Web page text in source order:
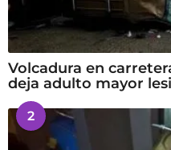
Volcadura en
deja adulto mayor
2